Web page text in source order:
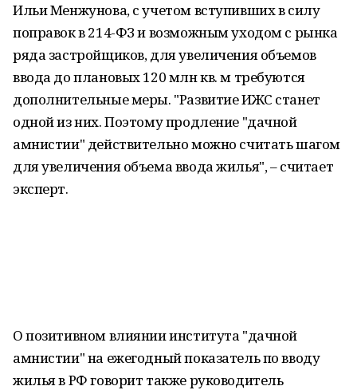
Ильи Менжунова, с учетом вступивших в силу
поправок в 214-ФЗ и возможным уходом с рынка
ряда застройщиков, для увеличения объемов
ввода до плановых 120 млн кв. м требуются
дополнительные меры. "Развитие ИЖС станет
одной из них. Поэтому продление "дачной
амнистии" действительно можно считать шагом
для увеличения объема ввода жилья", – считает
эксперт.
О позитивном влиянии института "дачной
амнистии" на ежегодный показатель по вводу
жилья в РФ говорит также руководитель